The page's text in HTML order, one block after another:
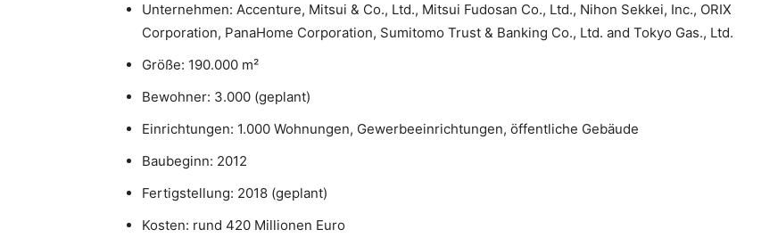
Unternehmen: Accenture, Mitsui & Co., Ltd., Mitsui Fudosan Co., Ltd., Nihon Sekkei, Inc., ORIX
Corporation, PanaHome Corporation, Sumitomo Trust & Banking Co., Ltd. and Tokyo Gas., Ltd.
Größe: 190.000 m²
Bewohner: 3.000 (geplant)
Einrichtungen: 1.000 Wohnungen, Gewerbeeinrichtungen, öffentliche Gebäude
Baubeginn: 2012
Fertigstellung: 2018 (geplant)
Kosten: rund 420 Millionen Euro